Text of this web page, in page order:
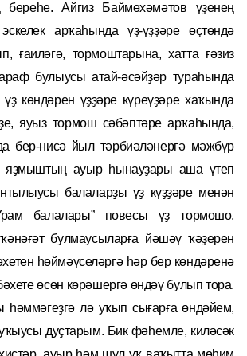
береһе. Айгиз Баймөхәмәтов үҙенең
арҡаһында үҙ-үҙҙәре өҫтөндә
ғаиләгә, тормоштарына, хатта ғәзиз
булыусы атай-әсәйҙәр тураһында
көндәрен үҙҙәре күреүҙәре хаҡында
яуыз тормош сәбәптәре арҡаһында,
бер-нисә йыл тәрбиәләнергә мәжбүр
яҙмыштың ауыр һынауҙары аша үтеп
балаларҙы үҙ күҙҙәре менән
балалары” повесы үҙ тормошо,
булмаусыларға йәшәү ҡәҙерен
һөймәүселәргә һәр бер көндәренә
өсөн көрәшергә өндәү булып тора.
һәммәгеҙгә лә уҡып сығарға өндәйем,
дуҫтарым. Бик фәһемле, киләсәк